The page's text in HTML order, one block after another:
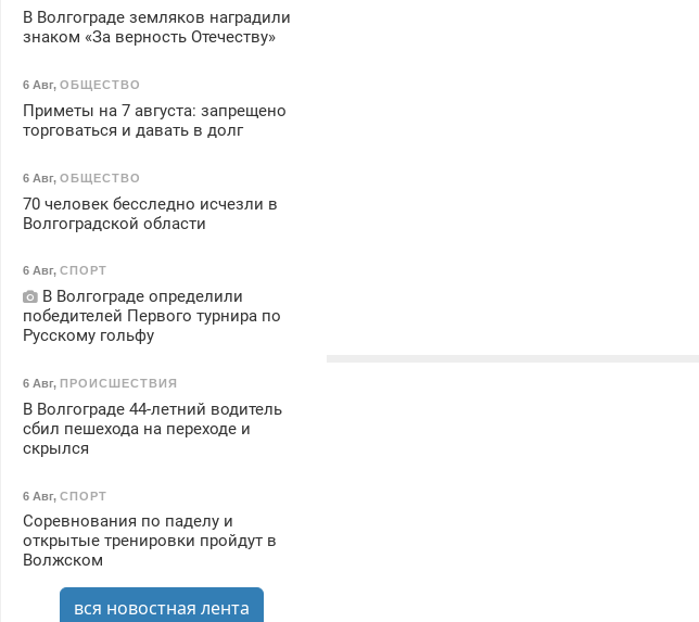
В Волгограде земляков наградили
знаком «За верность Отечеству»
6 Авг, ОБЩЕСТВО
Приметы на 7 августа: запрещено
торговаться и давать в долг
6 Авг, ОБЩЕСТВО
70 человек бесследно исчезли в
Волгоградской области
6 Авг, СПОРТ
В Волгограде определили
победителей Первого турнира по
Русскому гольфу
6 Авг, ПРОИСШЕСТВИЯ
В Волгограде 44-летний водитель
сбил пешехода на переходе и
скрылся
6 Авг, СПОРТ
Соревнования по паделу и
открытые тренировки пройдут в
Волжском
вся новостная лента